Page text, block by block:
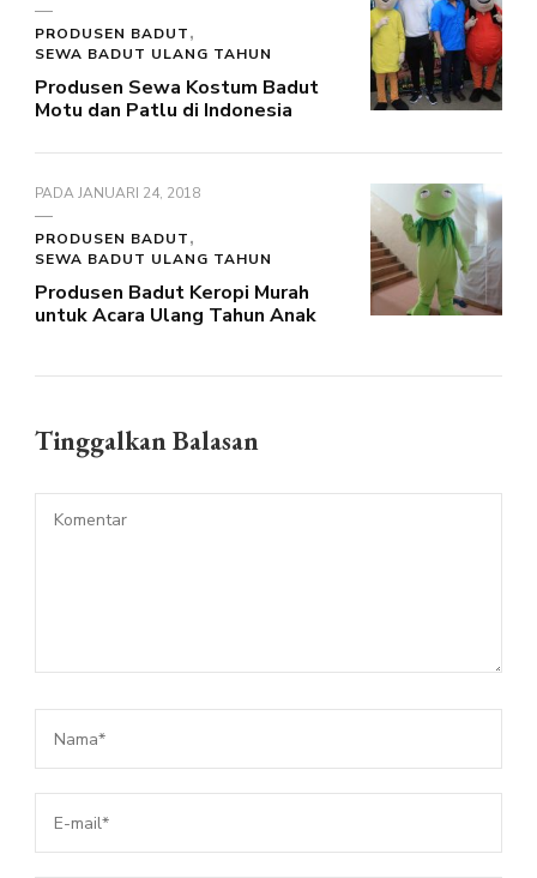
PRODUSEN BADUT
SEWA BADUT ULANG TAHUN
Produsen Sewa Kostum Badut
Motu dan Patlu di Indonesia
PADAJANUARI 24, 2018
PRODUSEN BADUT
SEWA BADUT ULANG TAHUN
Produsen Badut Keropi Murah
untuk Acara Ulang Tahun Anak
Tinggalkan Balasan